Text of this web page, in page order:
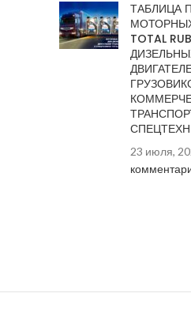
ТАБЛИЦА
TOTAL
23 июля,